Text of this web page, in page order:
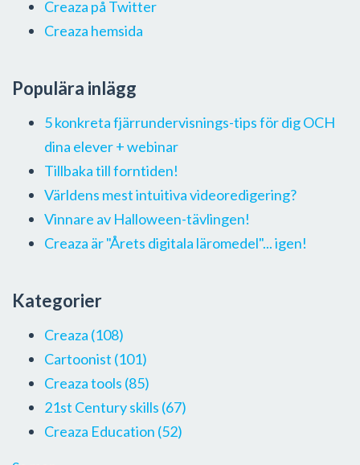
Creaza på Twitter
Creaza hemsida
Populära inlägg
5 konkreta fjärrundervisnings-tips för dig OCH
dina elever + webinar
Tillbaka till forntiden!
Världens mest intuitiva videoredigering?
Vinnare av Halloween-tävlingen!
Creaza är "Årets digitala läromedel"... igen!
Kategorier
Creaza (108)
Cartoonist (101)
Creaza tools (85)
21st Century skills (67)
Creaza Education (52)